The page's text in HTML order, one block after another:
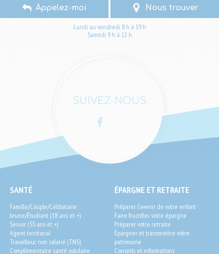
Lundi au vendredi 8 h à 19 h
Samedi 9 h à 12 h
Appelez-moi Nous trouver
SUIVEZ-NOUS
Facebook
SEO
End-
User
SANTÉ
Famille/Couple/Célibataire
Jeune/Étudiant (18 ans et +)
Senior (55 ans et +)
Agent territorial
Travailleur non salarié (TNS)
Complémentaire santé solidaire
ÉPARGNE ET RETRAITE
Préparer l'avenir de votre enfant
Faire fructifier votre épargne
Préparer votre retraite
Épargner et transmettre votre
patrimoine
Conseils et informations